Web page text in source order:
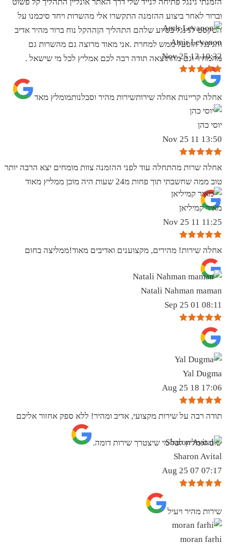
הזמנתי גינגל פתיחה לנייד שלי דרך האתר אונליין התהליך קל פשוט
וברור לאחר ביצוע ההזמנה התקשרו אלי מהשרות ויחד סיכמנו על
הטקסט לגינגל בסיוע שלהם התהליך הןההקל נוח ברור מהיר אדיב
והגינגל הופעל ממש למחרת .אני מאוד מרוצה גם מהשרות גם
מהמחיר וגם מהתוצאה תודה רבה לכם אמליץ לכל מי שישאל .
Amir Levanon
10:32 12 Nov 25
אחלה קריינות אחלה שירותשירות מהיר וסבלנותמומלץ מאד
יוסי כהן
13:50 11 Nov 25
אחלה שרות מהתחלה עוד לפני ההזמנה צוות מומחים יצא הרבה יותר
טוב ממה שחשבתי תוך פחות מ24 שעות היה מוכן ממליץ מאוד
מאיר קמיליאן
11:25 11 Nov 25
אחלה שירות! מהירים, מקצוענים ואדיבים מאוד!ממליצה בחום
Natali Nahman maman
08:11 01 Sep 25
Yal Dugma
17:06 18 Aug 25
תודה רבה על שירות מקצועי, אדיב ומהיר! ללא ספק אחזור אליכם
שוב ואמליץ לכל מי שיצטרך שירות דומה.
Sharon Avital
07:17 07 Aug 25
שירות מהיר ויעיל
moran farhi